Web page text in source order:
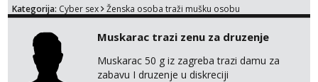
partnerom ili partnericom te naši porno
termin. P.S. tražit ćeš me još 🫠💦
Kategorija: Cyber sex Ženska osoba traži mušku osobu
Muskarac trazi zenu za druzenje
Muskarac 50 g iz zagreba trazi damu za
zabavu I druzenje u diskreciji